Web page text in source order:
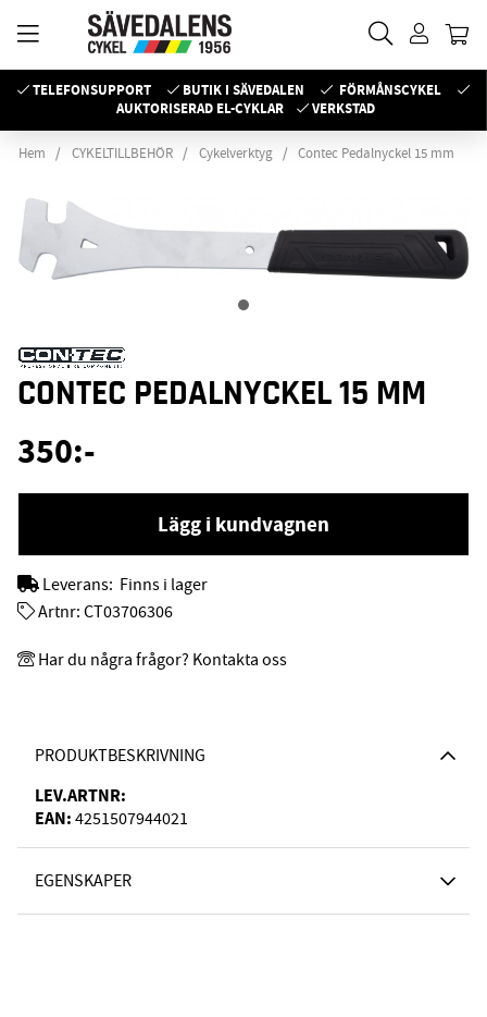
TELEFONSUPPORT BUTIK I SÄVEDALEN
FÖRMÅNSCYKEL
AUKTORISERAD EL-CYKLAR
VERKSTAD
Hem CYKELTILLBEHÖR Cykelverktyg Contec Pedalnyckel 15 mm
PRODUKTBESKRIVNING
LEV.ARTNR:
EAN: 4251507944021
EGENSKAPER
CONTEC PEDALNYCKEL 15 MM
350:-
Lägg i kundvagnen
Leverans: Finns i lager
Artnr: CT03706306
Har du några frågor? Kontakta oss